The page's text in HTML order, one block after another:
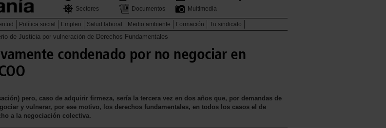
Sectores
Documentos Multimedia
Política social Empleo Salud laboral Medio ambiente Formación Tu sindicato
de Justicia por vulneración de Derechos Fundamentales
condenado por no negociar en
pero, caso de adquirir firmeza, sería la tercera vez en dos años que, por demandas de
y vulnerar, por ese motivo, los derechos fundamentales, en todos los casos el de
a la negociación colectiva.